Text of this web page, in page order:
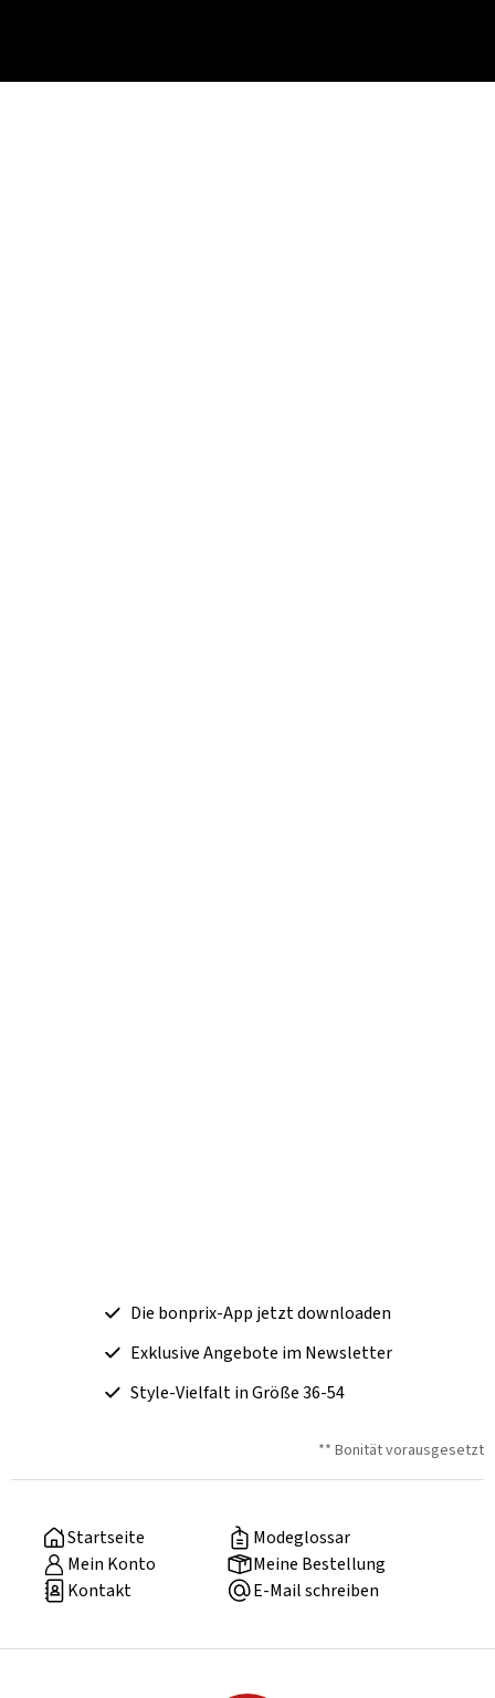
Die bonprix-App jetzt downloaden
Exklusive Angebote im Newsletter
Style-Vielfalt in Größe 36-54
** Bonität vorausgesetzt
Startseite
Modeglossar
Mein Konto
Meine Bestellung
Kontakt
E-Mail schreiben